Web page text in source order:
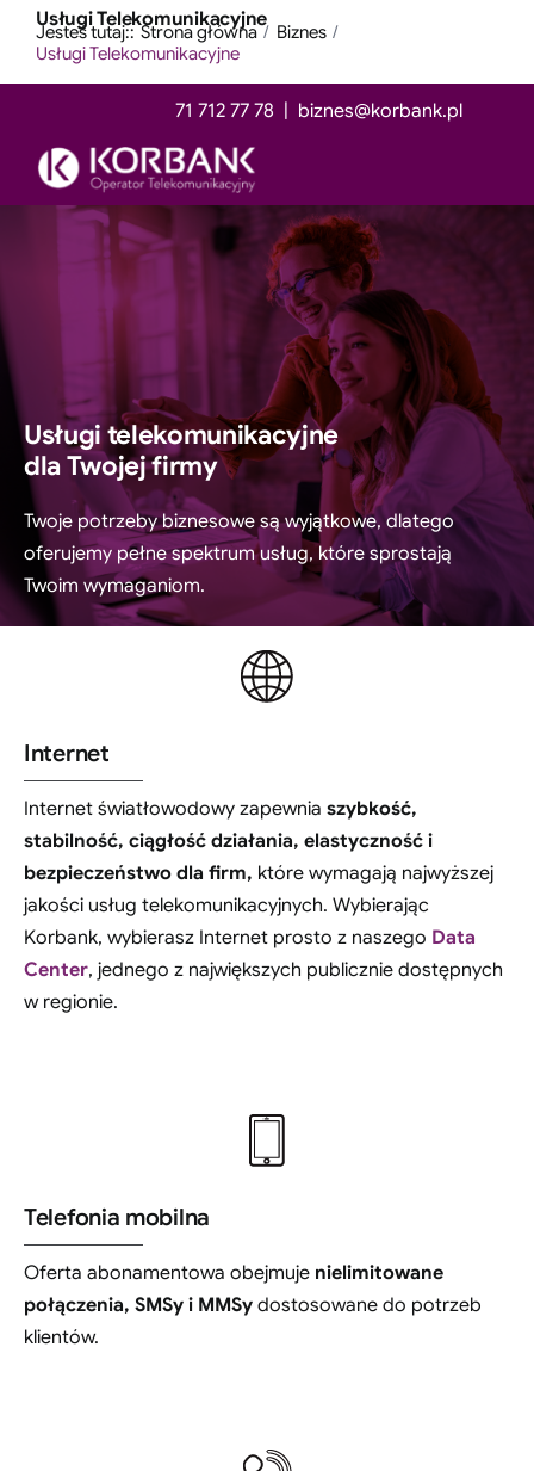
treści
Przejdź
zawartości
Usługi Telekomunikacyjne
Jesteś tutaj:: Strona główna
Biznes
Usługi Telekomunikacyjne
71 712 77 78 | biznes@korbank.pl
Usługi telekomunikacyjne
Usługi Data Center
Telewizja cyfrowa
Kontakt
Usługi telekomunikacyjne
dla Twojej firmy
Twoje potrzeby biznesowe są wyjątkowe, dlatego
oferujemy pełne spektrum usług, które sprostają
Twoim wymaganiom.
Internet
Internet światłowodowy zapewnia szybkość,
stabilność, ciągłość działania, elastyczność i
bezpieczeństwo dla firm, które wymagają najwyższej
jakości usług telekomunikacyjnych. Wybierając
Korbank, wybierasz Internet prosto z naszego Data
Center, jednego z największych publicznie dostępnych
w regionie.
Telefonia mobilna
Oferta abonamentowa obejmujenielimitowane
połączenia, SMSy i MMSydostosowane do potrzeb
klientów.